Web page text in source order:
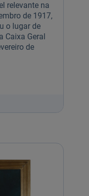
relevante na
de 1917,
o lugar de
Caixa Geral
de